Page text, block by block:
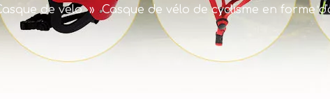
de vélo » Casque de vélo de cyclisme en forme